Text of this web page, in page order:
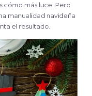
cómo más luce. Pero
manualidad navideña
el resultado.